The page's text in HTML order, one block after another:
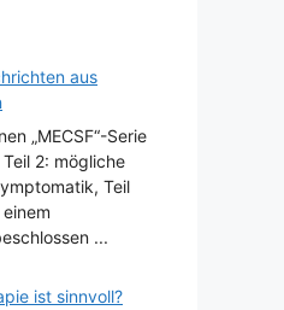
aus
„MECSF“-Serie
2: mögliche
Teil
...
ist sinnvoll?